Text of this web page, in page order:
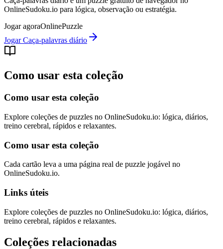
OnlineSudoku.io para lógica, observação ou estratégia.
Jogar agoraOnlinePuzzle
Jogar Caça-palavras diário
Como usar esta coleção
Como usar esta coleção
Explore coleções de puzzles no OnlineSudoku.io: lógica, diários,
treino cerebral, rápidos e relaxantes.
Como usar esta coleção
Cada cartão leva a uma página real de puzzle jogável no
OnlineSudoku.io.
Links úteis
Explore coleções de puzzles no OnlineSudoku.io: lógica, diários,
treino cerebral, rápidos e relaxantes.
Coleções relacionadas